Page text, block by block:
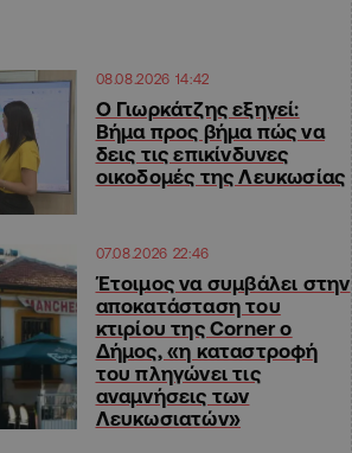
08.08.2026 14:42
Ο Γιωρκάτζης εξηγεί:
Βήμα προς βήμα πώς να
δεις τις επικίνδυνες
οικοδομές της Λευκωσίας
07.08.2026 22:46
Έτοιμος να συμβάλει στην
αποκατάσταση του
κτιρίου της Corner ο
Δήμος, «η καταστροφή
του πληγώνει τις
αναμνήσεις των
Λευκωσιατών»